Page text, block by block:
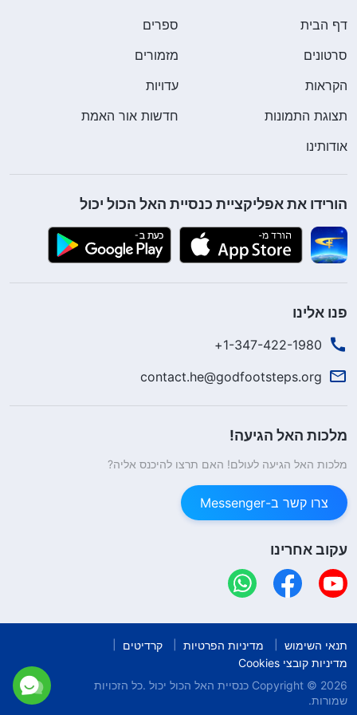
דף הבית
ספרים
סרטונים
מזמורים
הקראות
עדויות
תצוגת התמונות
חדשות אור האמת
אודותינו
הורידו את אפליקציית כנסיית האל הכול יכול
פנו אלינו
1-347-422-1980+
contact.he@godfootsteps.org
מלכות האל הגיעה!
מלכות האל הגיעה לעולם! האם תרצו להיכנס אליה?
צרו קשר ב-Messenger
עקוב אחרינו
תנאי השימוש מדיניות הפרטיות
קרדיטים
מדיניות קובצי Cookies
Copyright © 2026 כנסיית האל הכול יכול .כל הזכויות
שמורות.